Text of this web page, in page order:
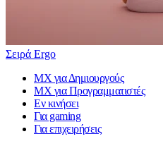
Σειρά Ergo
MX για Δημιουργούς
MX για Προγραμματιστές
Εν κινήσει
Για gaming
Για επιχειρήσεις